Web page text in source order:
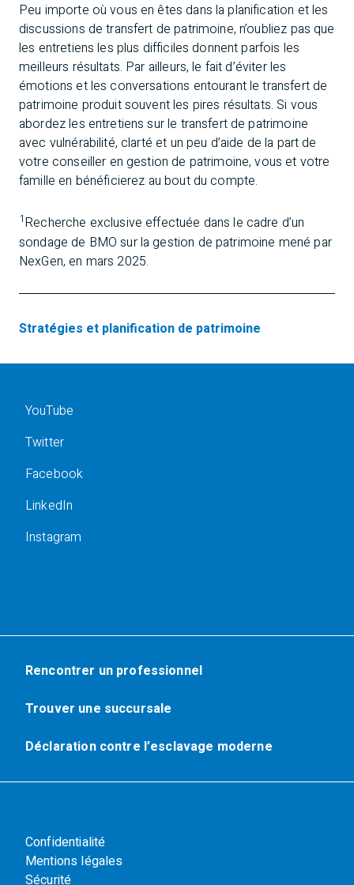
Peu importe où vous en êtes dans la planification et les
discussions de transfert de patrimoine, n’oubliez pas que
les entretiens les plus difficiles donnent parfois les
meilleurs résultats. Par ailleurs, le fait d’éviter les
émotions et les conversations entourant le transfert de
patrimoine produit souvent les pires résultats. Si vous
abordez les entretiens sur le transfert de patrimoine
avec vulnérabilité, clarté et un peu d’aide de la part de
votre conseiller en gestion de patrimoine, vous et votre
famille en bénéficierez au bout du compte.
1Recherche exclusive effectuée dans le cadre d’un
sondage de BMO sur la gestion de patrimoine mené par
NexGen, en mars 2025.
Stratégies et planification de patrimoine
YouTube
Twitter
Facebook
LinkedIn
Instagram
Rencontrer un professionnel
Trouver une succursale
Déclaration contre l’esclavage moderne
Confidentialité
Mentions légales
Sécurité